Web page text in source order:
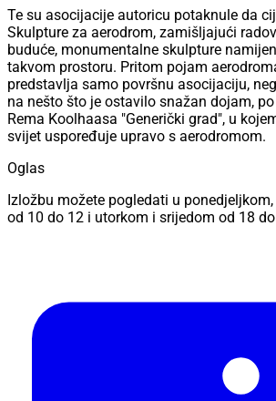
Te su asocijacije autoricu potaknule da
Skulpture za aerodrom, zamišljajući
buduće, monumentalne skulpture
takvom prostoru. Pritom pojam
predstavlja samo površnu asocijaciju,
na nešto što je ostavilo snažan dojam,
Rema Koolhaasa "Generički grad", u
svijet uspoređuje upravo s aerodromom.
Oglas
Izložbu možete pogledati u
od 10 do 12 i utorkom i srijedom od 18